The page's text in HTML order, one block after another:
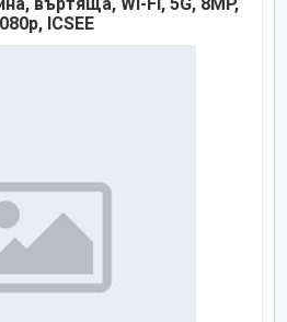
ICSEE